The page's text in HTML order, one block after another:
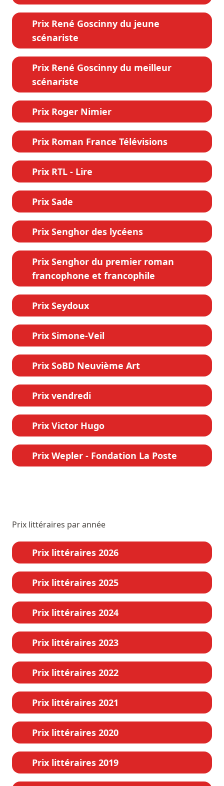
Prix René Goscinny du jeune
scénariste
Prix René Goscinny du meilleur
scénariste
Prix Roger Nimier
Prix Roman France Télévisions
Prix RTL - Lire
Prix Sade
Prix Senghor des lycéens
Prix Senghor du premier roman
francophone et francophile
Prix Seydoux
Prix Simone-Veil
Prix SoBD Neuvième Art
Prix vendredi
Prix Victor Hugo
Prix Wepler - Fondation La Poste
Prix littéraires par année
Prix littéraires 2026
Prix littéraires 2025
Prix littéraires 2024
Prix littéraires 2023
Prix littéraires 2022
Prix littéraires 2021
Prix littéraires 2020
Prix littéraires 2019